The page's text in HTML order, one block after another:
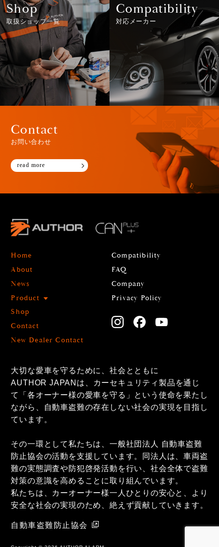
Shop
取扱ショップ一覧
Compatibility
対応メーカー
Contact
お問い合わせ
read more
Home
About
News
Product
Shop
Contact
New Dealer Contact
Compatibility
FAQ
Company
Privacy Policy
大切な愛車を守るために、社会とともに
AUTHOR JAPANは、カーセキュリティ製品を通じ
て「各オーナー様の愛車を守る」という使命を果たし
ながら、自動車盗難の存在しない社会の実現を目指し
ています。
その一環として私たちは、一般社団法人 自動車盗難
防止協会の活動を支援しています。同法人は、車両盗
難の実態調査や防犯啓発活動を行い、社会全体で盗難
対策の意識を高めることに取り組んでいます。
私たちは、カーオーナー様一人ひとりの安心と、より
安全な社会の実現のため、絶えず貢献していきます。
自動車盗難防止協会